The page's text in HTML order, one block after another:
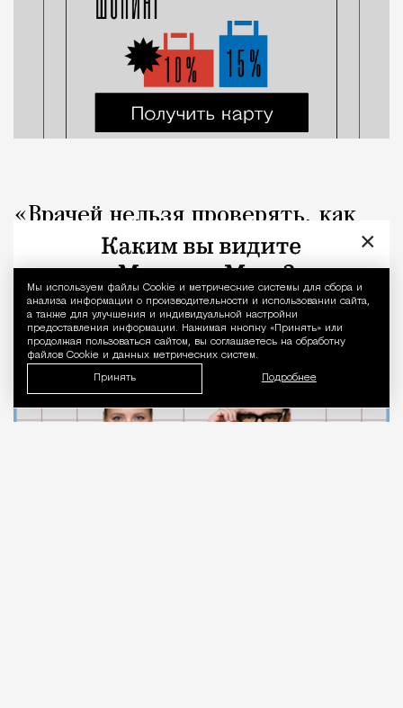
Уведомление
Мы используем файлы Сookie и метрические системы для сбора и
анализа информации о производительности и использовании сайта,
а также для улучшения и индивидуальной настройки
предоставления информации. Нажимая кнопку «Принять» или
продолжая пользоваться сайтом, вы соглашаетесь на обработку
файлов Cookie и данных метрических систем.
Принять Подробнее
«Врачей нельзя проверять, как
общепит». Коллеги вступились за
стоматолога после выпуска Лены
Летучей
Город Кирилл Романов
×